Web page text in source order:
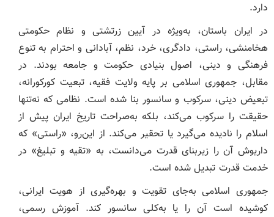
دارد.
در ایران باستان، به‌ویژه در آیین زرتشتی و نظام حکومتی
هخامنشی، راستی، دادگری، خرد، نظم، آبادانی و احترام به تنوع
فرهنگی و دینی، اصول بنیادی حکومت و جامعه بودند. در
مقابل، جمهوری اسلامی بر پایه‌ ولایت فقیه، تبعیت کورکورانه،
تبعیض دینی، سرکوب و سانسور بنا شده است. نظامی که نه‌تنها
حقیقت را سرکوب می‌کند، بلکه به‌صراحت تاریخ ایران پیش از
اسلام را نادیده می‌گیرد یا تحقیر می‌کند. از این‌رو، «راستی» که
داریوش آن را زیربنای قدرت می‌دانست، به «تقیه و تبلیغ» در
خدمت قدرت تبدیل شده است.
جمهوری اسلامی به‌جای تقویت و بهره‌گیری از هویت ایرانی،
کوشیده است آن را یا به‌کلی سانسور کند. آموزش رسمی،